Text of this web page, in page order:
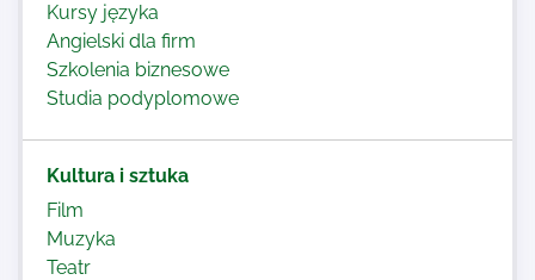
Kursy języka
Angielski dla firm
Szkolenia biznesowe
Studia podyplomowe
Kultura i sztuka
Film
Muzyka
Teatr